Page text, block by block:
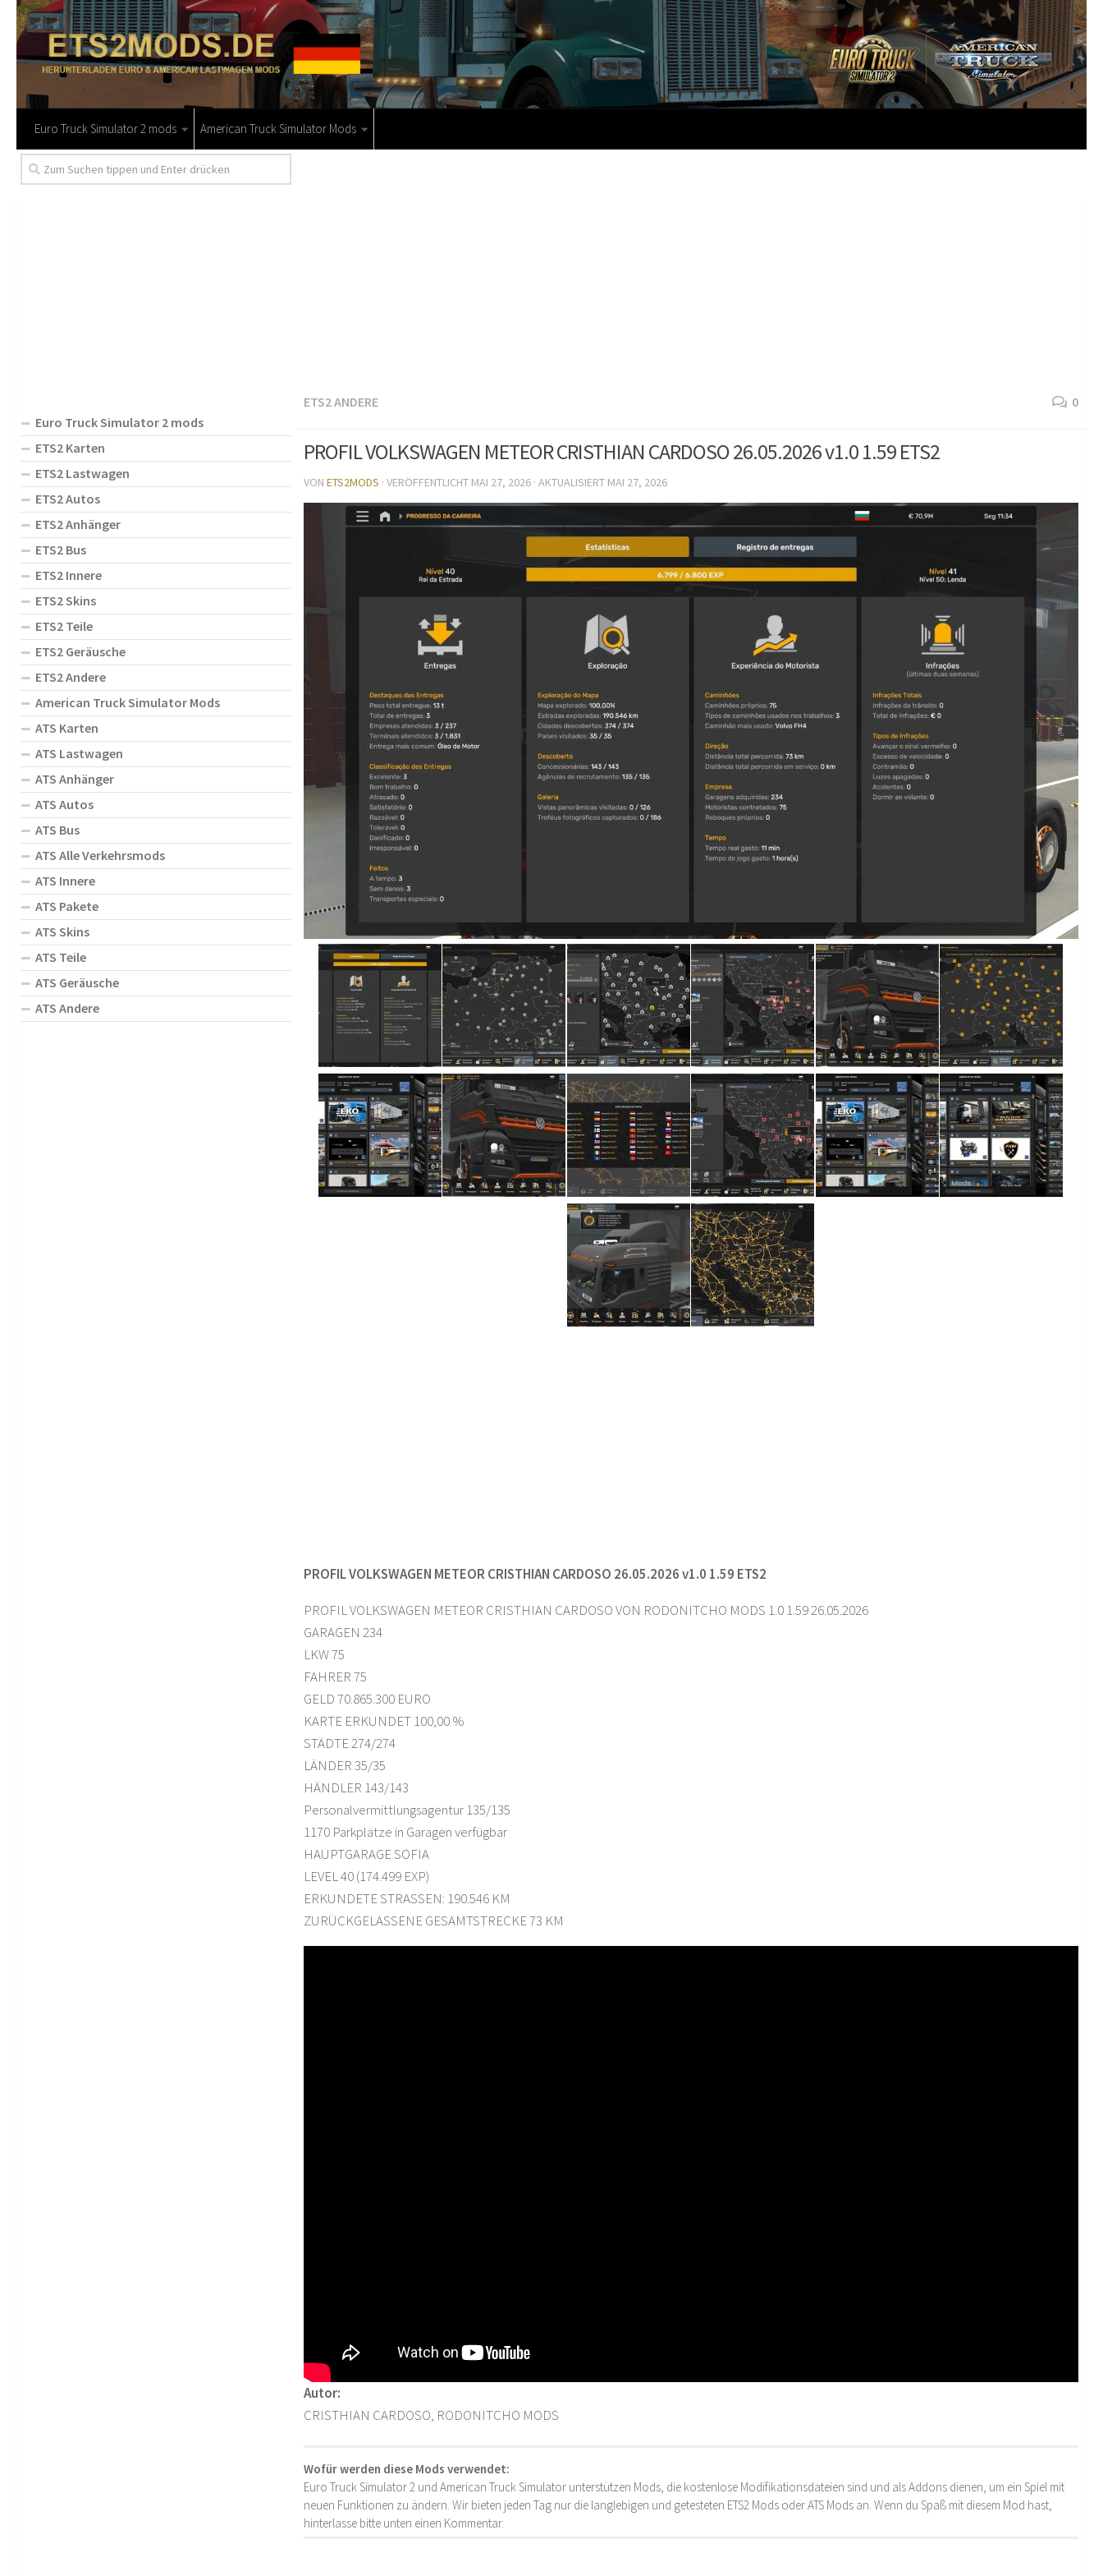
Euro Truck Simulator 2 mods American Truck Simulator Mods
ETS2 ANDERE 0
PROFIL VOLKSWAGEN METEOR CRISTHIAN CARDOSO 26.05.2026 v1.0 1.59 ETS2
VON ETS2MODS · VERÖFFENTLICHT MAI 27, 2026 · AKTUALISIERT MAI 27, 2026
PROFIL VOLKSWAGEN METEOR CRISTHIAN CARDOSO 26.05.2026 v1.0 1.59 ETS2
PROFIL VOLKSWAGEN METEOR CRISTHIAN CARDOSO VON RODONITCHO MODS 1.0 1.59 26.05.2026
GARAGEN 234
LKW 75
FAHRER 75
GELD 70.865.300 EURO
KARTE ERKUNDET 100,00 %
STÄDTE 274/274
LÄNDER 35/35
HÄNDLER 143/143
Personalvermittlungsagentur 135/135
1170 Parkplätze in Garagen verfügbar
HAUPTGARAGE SOFIA
LEVEL 40 (174.499 EXP)
ERKUNDETE STRASSEN: 190.546 KM
ZURÜCKGELASSENE GESAMTSTRECKE 73 KM
Autor:
CRISTHIAN CARDOSO, RODONITCHO MODS
Wofür werden diese Mods verwendet:
Euro Truck Simulator 2 und American Truck Simulator unterstützen Mods, die kostenlose Modifikationsdateien sind und als Addons dienen, um ein Spiel mit
neuen Funktionen zu ändern. Wir bieten jeden Tag nur die langlebigen und getesteten ETS2 Mods oder ATS Mods an. Wenn du Spaß mit diesem Mod hast,
hinterlasse bitte unten einen Kommentar.
Euro Truck Simulator 2 mods
ETS2 Karten
ETS2 Lastwagen
ETS2 Autos
ETS2 Anhänger
ETS2 Bus
ETS2 Innere
ETS2 Skins
ETS2 Teile
ETS2 Geräusche
ETS2 Andere
American Truck Simulator Mods
ATS Karten
ATS Lastwagen
ATS Anhänger
ATS Autos
ATS Bus
ATS Alle Verkehrsmods
ATS Innere
ATS Pakete
ATS Skins
ATS Teile
ATS Geräusche
ATS Andere